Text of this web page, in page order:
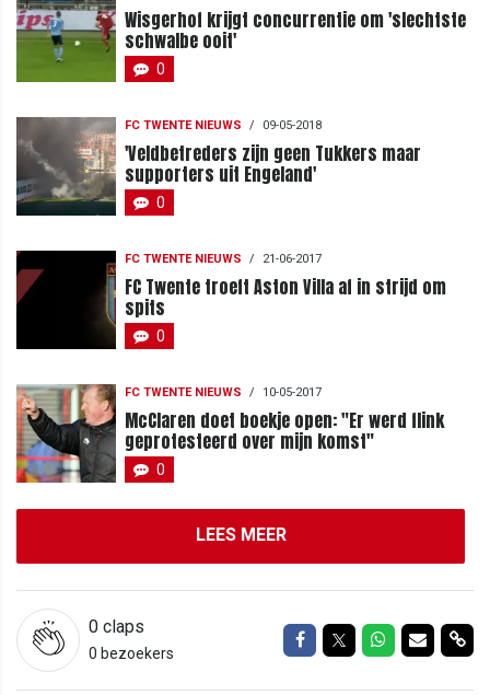
Wisgerhof krijgt concurrentie om 'slechtste
schwalbe ooit'
0
FC TWENTE NIEUWS / 09-05-2018
'Veldbetreders zijn geen Tukkers maar
supporters uit Engeland'
0
FC TWENTE NIEUWS / 21-06-2017
FC Twente troeft Aston Villa af in strijd om
spits
0
FC TWENTE NIEUWS / 10-05-2017
McClaren doet boekje open: "Er werd flink
geprotesteerd over mijn komst"
0
LEES MEER
0 claps
0 bezoekers
Delen op Facebook
Delen op Twitter
Delen op
Delen